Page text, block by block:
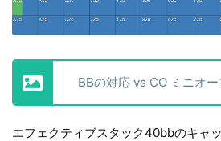
BBの対応 vs CO ミニオ
エフェクティブスタック40bbのキャ